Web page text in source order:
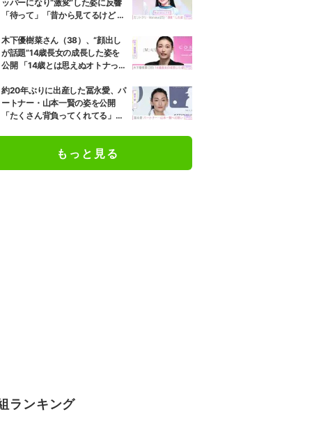
ッパーになり“激変”した姿に反響
「待って」「昔から見てるけど 最
木下優樹菜さん（38）、“顔出し
が話題”14歳長女の成長した姿を
公開 「14歳とは思えぬオトナっぽ
ぎる」など反響
約20年ぶりに出産した冨永愛、パ
ートナー・山本一賢の姿を公開
「たくさん背負ってくれてる」感
もっと見る
ランキング